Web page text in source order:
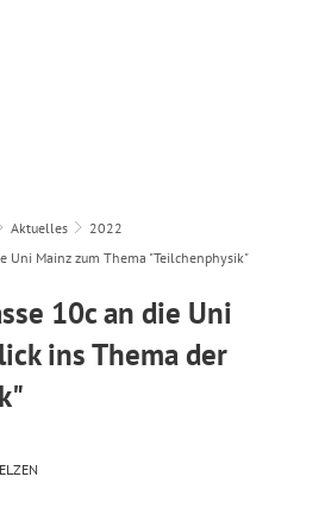
Aktuelles
2022
Uni Mainz zum Thema "Teilchenphysik"
10c an die Uni
ins Thema der